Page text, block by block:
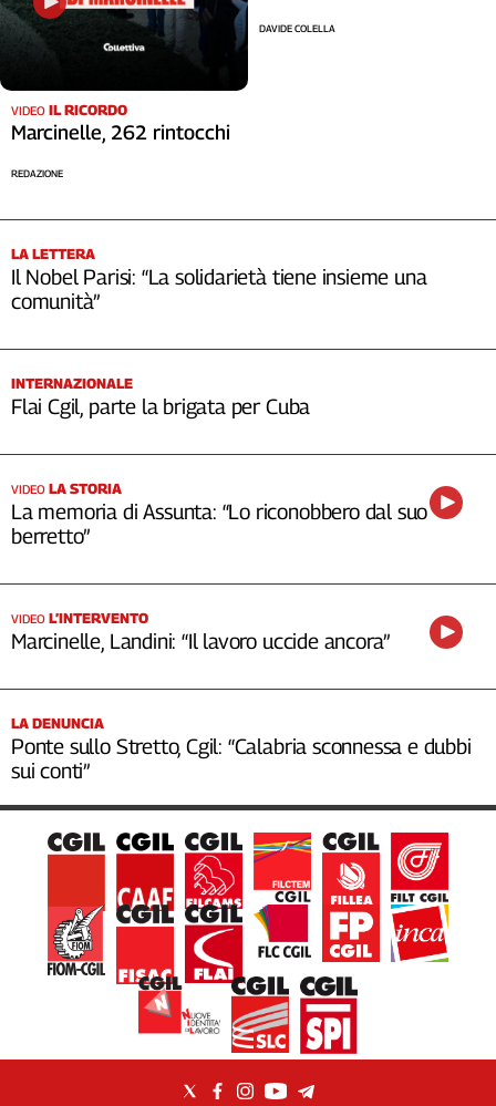
VIDEO IL RICORDO
Marcinelle, 262 rintocchi
REDAZIONE
DAVIDE COLELLA
LA LETTERA
Il Nobel Parisi: “La solidarietà tiene insieme una
comunità”
INTERNAZIONALE
Flai Cgil, parte la brigata per Cuba
VIDEO LA STORIA
La memoria di Assunta: “Lo riconobbero dal suo
berretto”
VIDEO L’INTERVENTO
Marcinelle, Landini: “Il lavoro uccide ancora”
LA DENUNCIA
Ponte sullo Stretto, Cgil: “Calabria sconnessa e dubbi
sui conti”